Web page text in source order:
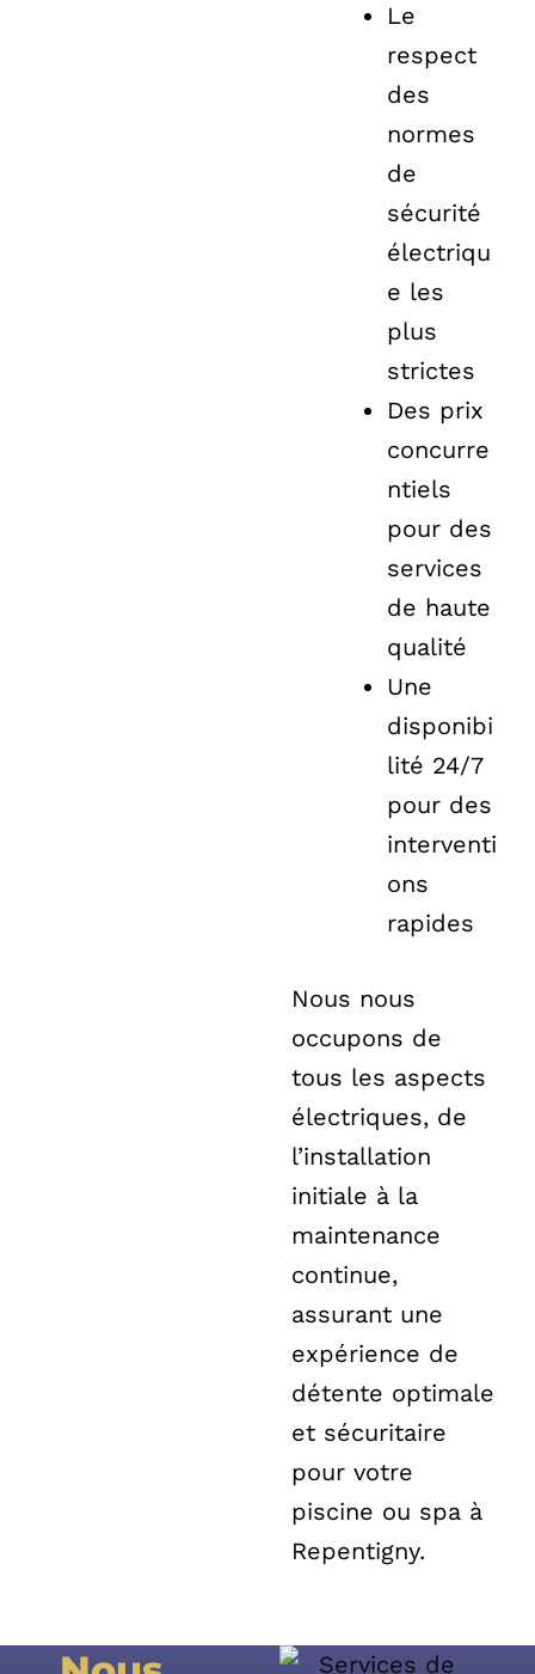
Le
respect
des
normes
de
sécurité
électriqu
e les
plus
strictes
Des prix
concurre
ntiels
pour des
services
de haute
qualité
Une
disponibi
lité 24/7
pour des
interventi
ons
rapides
Nous nous
occupons de
tous les aspects
électriques, de
l’installation
initiale à la
maintenance
continue,
assurant une
expérience de
détente optimale
et sécuritaire
pour votre
piscine ou spa à
Repentigny.